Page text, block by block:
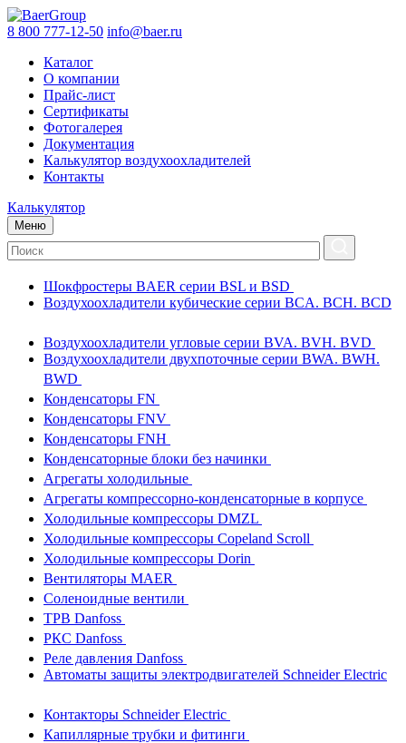
8 800 777-12-50 info@baer.ru
Каталог
О компании
Прайс-лист
Сертификаты
Фотогалерея
Документация
Калькулятор воздухоохладителей
Контакты
Калькулятор
Меню
Шокфростеры BAER серии BSL и BSD
Воздухоохладители кубические серии BCA. BCH. BCD
Воздухоохладители угловые серии BVA. BVH. BVD
Воздухоохладители двухпоточные серии BWA. BWH.
BWD
Конденсаторы FN
Конденсаторы FNV
Конденсаторы FNH
Конденсаторные блоки без начинки
Агрегаты холодильные
Агрегаты компрессорно-конденсаторные в корпусе
Холодильные компрессоры DMZL
Холодильные компрессоры Copeland Scroll
Холодильные компрессоры Dorin
Вентиляторы MAER
Соленоидные вентили
ТРВ Danfoss
РКС Danfoss
Реле давления Danfoss
Автоматы защиты электродвигателей Schneider Electric
Контакторы Schneider Electric
Капиллярные трубки и фитинги